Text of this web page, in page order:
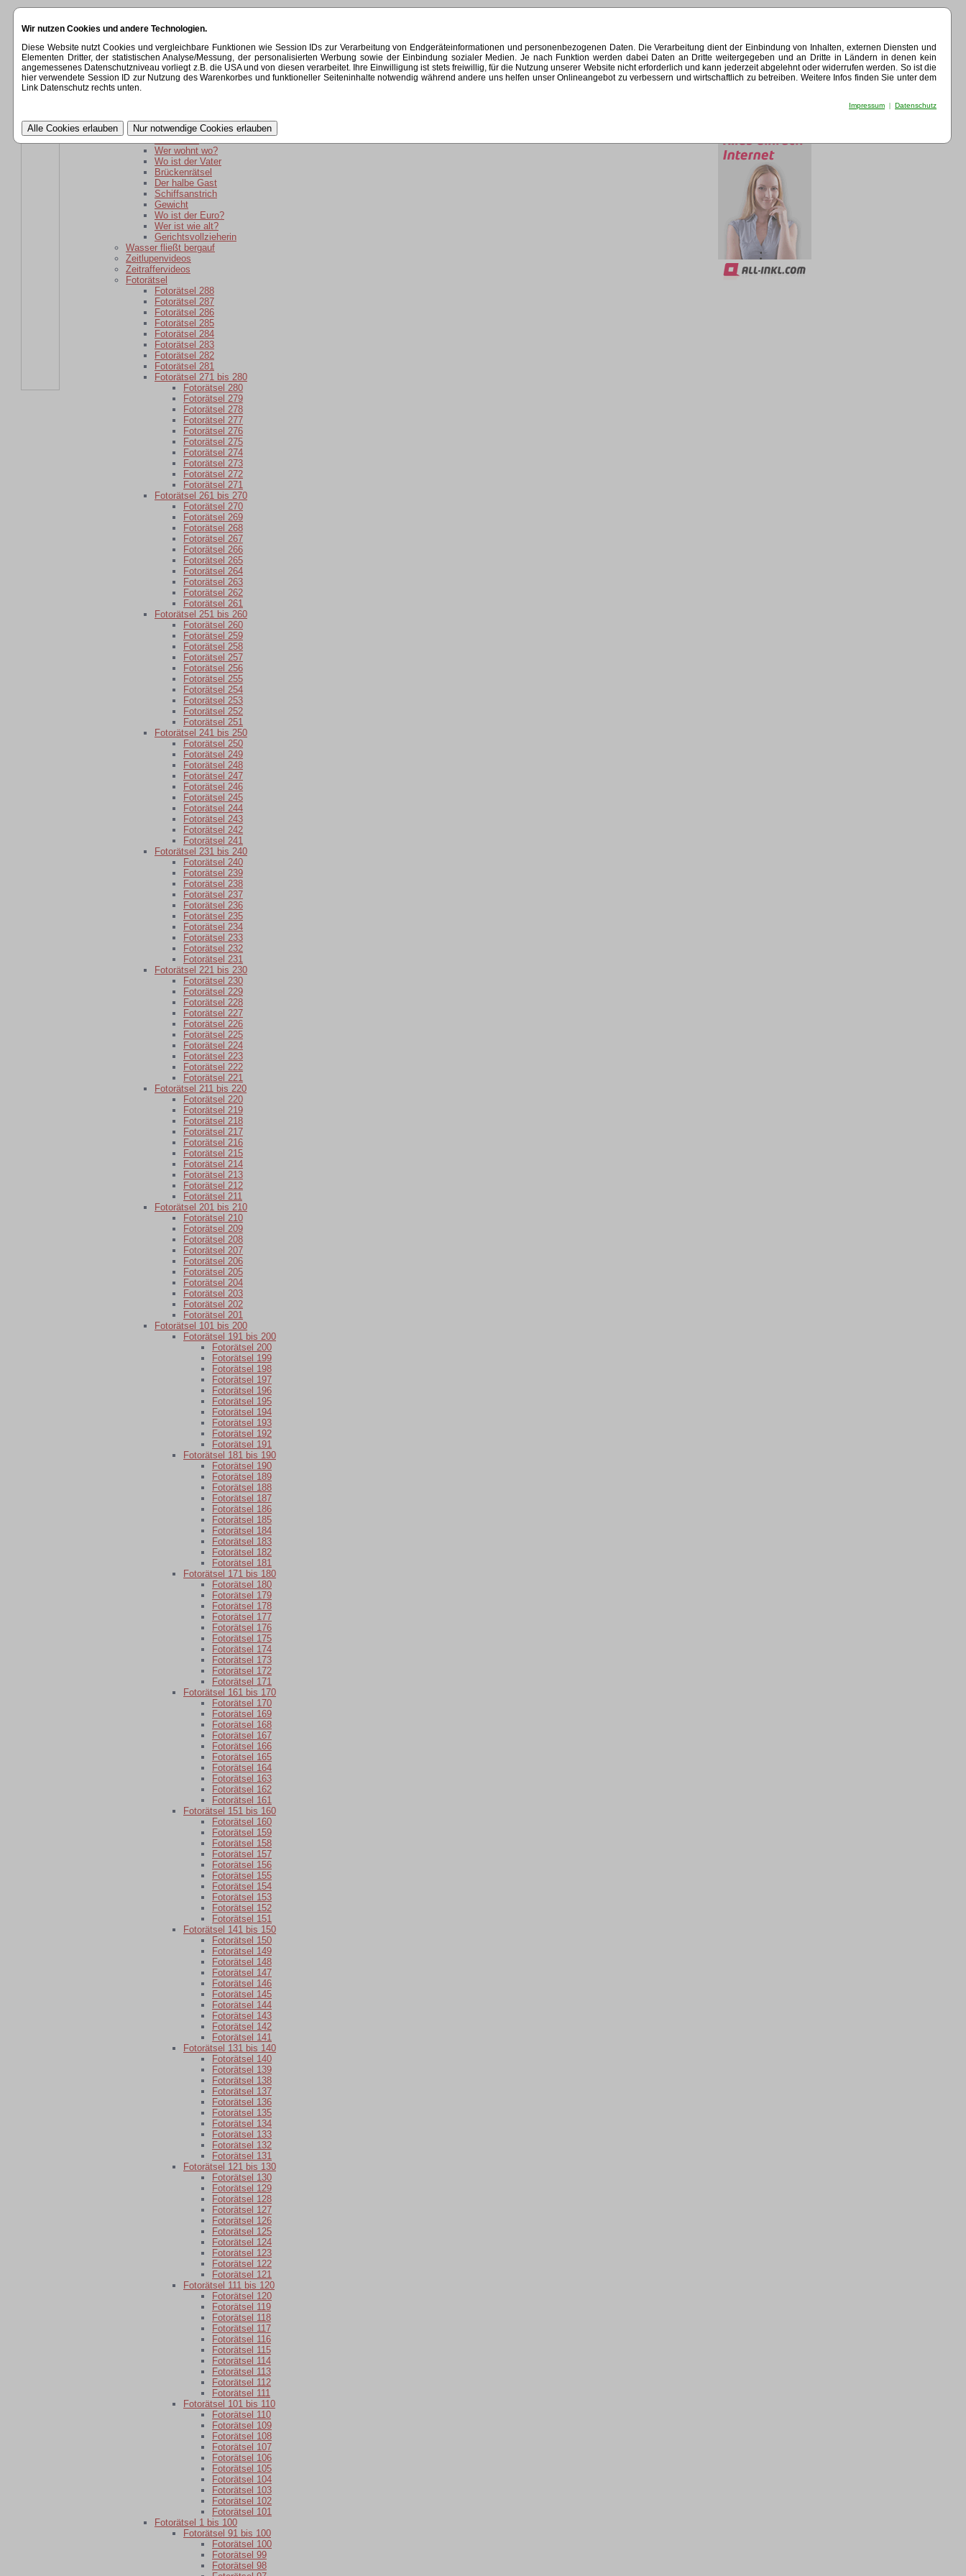
Wir nutzen Cookies und andere Technologien.
Diese Website nutzt Cookies und vergleichbare Funktionen wie Session IDs zur Verarbeitung von Endgeräteinformationen und personenbezogenen Daten. Die Verarbeitung dient der Einbindung von Inhalten, externen Diensten und
Elementen Dritter, der statistischen Analyse/Messung, der personalisierten Werbung sowie der Einbindung sozialer Medien. Je nach Funktion werden dabei Daten an Dritte weitergegeben und an Dritte in Ländern in denen kein
angemessenes Datenschutzniveau vorliegt z.B. die USA und von diesen verarbeitet. Ihre Einwilligung ist stets freiwillig, für die Nutzung unserer Website nicht erforderlich und kann jederzeit abgelehnt oder widerrufen werden. So ist die
hier verwendete Session ID zur Nutzung des Warenkorbes und funktioneller Seiteninhalte notwendig während andere uns helfen unser Onlineangebot zu verbessern und wirtschaftlich zu betreiben. Weitere Infos finden Sie unter dem
Link Datenschutz rechts unten.
Impressum | Datenschutz
Kategorien
Rätsel
Rätsel für daheim gebliebene
Wer ist wie alt?
wer ist weiter weg?
kaputte Sicherung
Kartoffelsackrätsel
Wer wohnt wo?
Wo ist der Vater
Brückenrätsel
Der halbe Gast
Schiffsanstrich
Gewicht
Wo ist der Euro?
Wer ist wie alt?
Gerichtsvollzieherin
Wasser fließt bergauf
Zeitlupenvideos
Zeitraffervideos
Fotorätsel
Fotorätsel 288
Fotorätsel 287
Fotorätsel 286
Fotorätsel 285
Fotorätsel 284
Fotorätsel 283
Fotorätsel 282
Fotorätsel 281
Fotorätsel 271 bis 280
Fotorätsel 280
Fotorätsel 279
Fotorätsel 278
Fotorätsel 277
Fotorätsel 276
Fotorätsel 275
Fotorätsel 274
Fotorätsel 273
Fotorätsel 272
Fotorätsel 271
Fotorätsel 261 bis 270
Fotorätsel 270
Fotorätsel 269
Fotorätsel 268
Fotorätsel 267
Fotorätsel 266
Fotorätsel 265
Fotorätsel 264
Fotorätsel 263
Fotorätsel 262
Fotorätsel 261
Fotorätsel 251 bis 260
Fotorätsel 260
Fotorätsel 259
Fotorätsel 258
Fotorätsel 257
Fotorätsel 256
Fotorätsel 255
Fotorätsel 254
Fotorätsel 253
Fotorätsel 252
Fotorätsel 251
Fotorätsel 241 bis 250
Fotorätsel 250
Fotorätsel 249
Fotorätsel 248
Fotorätsel 247
Fotorätsel 246
Fotorätsel 245
Fotorätsel 244
Fotorätsel 243
Fotorätsel 242
Fotorätsel 241
Fotorätsel 231 bis 240
Fotorätsel 240
Fotorätsel 239
Fotorätsel 238
Fotorätsel 237
Fotorätsel 236
Fotorätsel 235
Fotorätsel 234
Fotorätsel 233
Fotorätsel 232
Fotorätsel 231
Fotorätsel 221 bis 230
Fotorätsel 230
Fotorätsel 229
Fotorätsel 228
Fotorätsel 227
Fotorätsel 226
Fotorätsel 225
Fotorätsel 224
Fotorätsel 223
Fotorätsel 222
Fotorätsel 221
Fotorätsel 211 bis 220
Fotorätsel 220
Fotorätsel 219
Fotorätsel 218
Fotorätsel 217
Fotorätsel 216
Fotorätsel 215
Fotorätsel 214
Fotorätsel 213
Fotorätsel 212
Fotorätsel 211
Fotorätsel 201 bis 210
Fotorätsel 210
Fotorätsel 209
Fotorätsel 208
Fotorätsel 207
Fotorätsel 206
Fotorätsel 205
Fotorätsel 204
Fotorätsel 203
Fotorätsel 202
Fotorätsel 201
Fotorätsel 101 bis 200
Fotorätsel 191 bis 200
Fotorätsel 200
Fotorätsel 199
Fotorätsel 198
Fotorätsel 197
Fotorätsel 196
Fotorätsel 195
Fotorätsel 194
Fotorätsel 193
Fotorätsel 192
Fotorätsel 191
Fotorätsel 181 bis 190
Fotorätsel 190
Fotorätsel 189
Fotorätsel 188
Fotorätsel 187
Fotorätsel 186
Fotorätsel 185
Fotorätsel 184
Fotorätsel 183
Fotorätsel 182
Fotorätsel 181
Fotorätsel 171 bis 180
Fotorätsel 180
Fotorätsel 179
Fotorätsel 178
Fotorätsel 177
Fotorätsel 176
Fotorätsel 175
Fotorätsel 174
Fotorätsel 173
Fotorätsel 172
Fotorätsel 171
Fotorätsel 161 bis 170
Fotorätsel 170
Fotorätsel 169
Fotorätsel 168
Fotorätsel 167
Fotorätsel 166
Fotorätsel 165
Fotorätsel 164
Fotorätsel 163
Fotorätsel 162
Fotorätsel 161
Fotorätsel 151 bis 160
Fotorätsel 160
Fotorätsel 159
Fotorätsel 158
Fotorätsel 157
Fotorätsel 156
Fotorätsel 155
Fotorätsel 154
Fotorätsel 153
Fotorätsel 152
Fotorätsel 151
Fotorätsel 141 bis 150
Fotorätsel 150
Fotorätsel 149
Fotorätsel 148
Fotorätsel 147
Fotorätsel 146
Fotorätsel 145
Fotorätsel 144
Fotorätsel 143
Fotorätsel 142
Fotorätsel 141
Fotorätsel 131 bis 140
Fotorätsel 140
Fotorätsel 139
Fotorätsel 138
Fotorätsel 137
Fotorätsel 136
Fotorätsel 135
Fotorätsel 134
Fotorätsel 133
Fotorätsel 132
Fotorätsel 131
Fotorätsel 121 bis 130
Fotorätsel 130
Fotorätsel 129
Fotorätsel 128
Fotorätsel 127
Fotorätsel 126
Fotorätsel 125
Fotorätsel 124
Fotorätsel 123
Fotorätsel 122
Fotorätsel 121
Fotorätsel 111 bis 120
Fotorätsel 120
Fotorätsel 119
Fotorätsel 118
Fotorätsel 117
Fotorätsel 116
Fotorätsel 115
Fotorätsel 114
Fotorätsel 113
Fotorätsel 112
Fotorätsel 111
Fotorätsel 101 bis 110
Fotorätsel 110
Fotorätsel 109
Fotorätsel 108
Fotorätsel 107
Fotorätsel 106
Fotorätsel 105
Fotorätsel 104
Fotorätsel 103
Fotorätsel 102
Fotorätsel 101
Fotorätsel 1 bis 100
Fotorätsel 91 bis 100
Fotorätsel 100
Fotorätsel 99
Fotorätsel 98